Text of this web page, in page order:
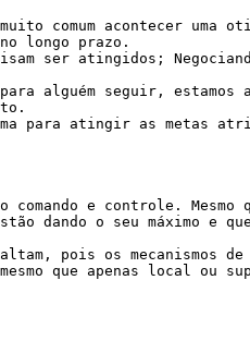
comum acontecer
longo prazo.
ser atingidos;
alguém seguir,
para atingir as metas
e controle.
dando o seu máximo e
pois os mecanismos
que apenas local ou